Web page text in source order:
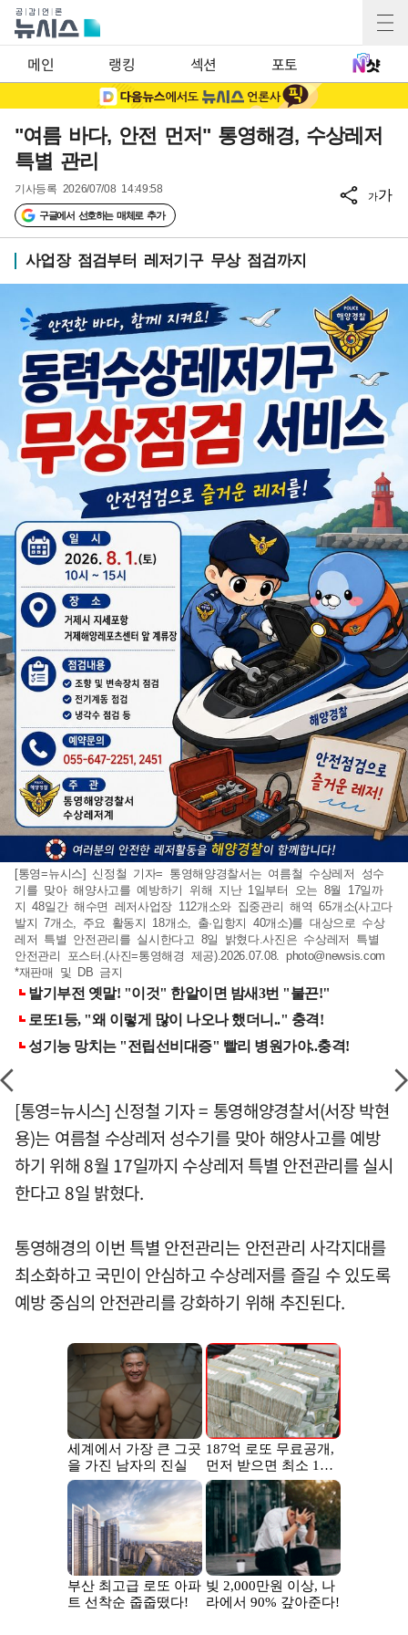
메인 랭킹 섹션 포토
"여름 바다, 안전 먼저" 통영해경, 수상레저
특별 관리
기사등록 2026/07/08 14:49:58
구글에서 선호하는 매체로 추가
가가
사업장 점검부터 레저기구 무상 점검까지
[통영=뉴시스] 신정철 기자= 통영해양경찰서는 여름철 수상레저 성수
기를 맞아 해양사고를 예방하기 위해 지난 1일부터 오는 8월 17일까
지 48일간 해수면 레저사업장 112개소와 집중관리 해역 65개소(사고다
발지 7개소, 주요 활동지 18개소, 출·입항지 40개소)를 대상으로 수상
레저 특별 안전관리를 실시한다고 8일 밝혔다.사진은 수상레저 특별
안전관리 포스터.(사진=통영해경 제공).2026.07.08. photo@newsis.com
*재판매 및 DB 금지
[통영=뉴시스] 신정철 기자 = 통영해양경찰서(서장 박현
용)는 여름철 수상레저 성수기를 맞아 해양사고를 예방
하기 위해 8월 17일까지 수상레저 특별 안전관리를 실시
한다고 8일 밝혔다.
통영해경의 이번 특별 안전관리는 안전관리 사각지대를
최소화하고 국민이 안심하고 수상레저를 즐길 수 있도록
예방 중심의 안전관리를 강화하기 위해 추진된다.